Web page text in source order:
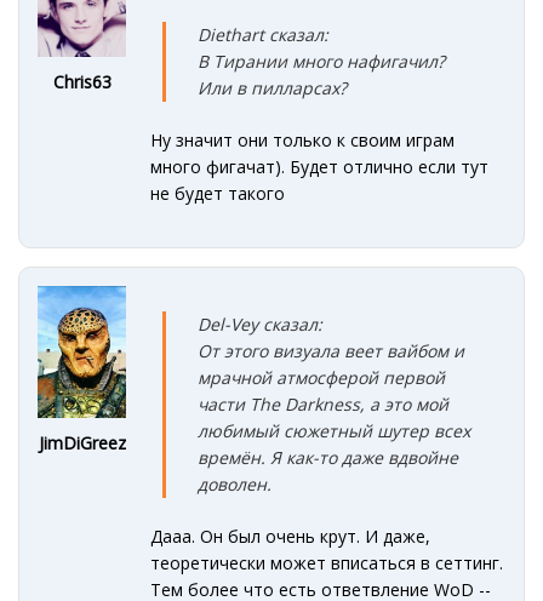
Chris63
Diethart сказал:
В Тирании много нафигачил?
Или в пилларсах?
Ну значит они только к своим играм
много фигачат). Будет отлично если тут
не будет такого
JimDiGreez
Del-Vey сказал:
От этого визуала веет вайбом и
мрачной атмосферой первой
части The Darkness, а это мой
любимый сюжетный шутер всех
времён. Я как-то даже вдвойне
доволен.
Дааа. Он был очень крут. И даже,
теоретически может вписаться в сеттинг.
Тем более что есть ответвление WoD --